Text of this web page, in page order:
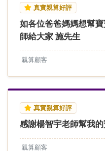
真實親算好評
如各位爸爸媽媽想幫
師給大家 施先生
親算顧客
真實親算好評
感謝楊智宇老師幫我
親算顧客